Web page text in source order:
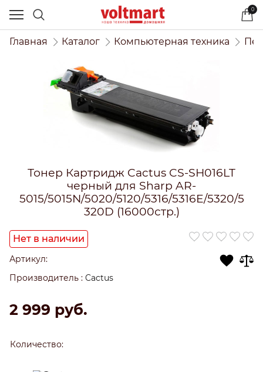
0
Главная Каталог Компьютерная техника
Тонер Картридж Cactus CS-SH016LT
черный для Sharp AR-
5015/5015N/5020/5120/5316/5316E/5320/5
320D (16000стр.)
Нет в наличии
Артикул:
Производитель : Cactus
2 999 руб.
Количество: